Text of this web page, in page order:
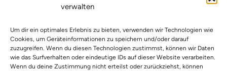
verwalten
Um dir ein optimales Erlebnis zu bieten, verwenden wir Technologien wie
Cookies, um Geräteinformationen zu speichern und/oder darauf
zuzugreifen. Wenn du diesen Technologien zustimmst, können wir Daten
wie das Surfverhalten oder eindeutige IDs auf dieser Website verarbeiten.
Wenn du deine Zustimmung nicht erteilst oder zurückziehst, können